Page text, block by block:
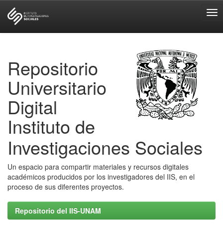
Repositorio
Universitario
Digital
Instituto de
Investigaciones Sociales
Un espacio para compartir materiales y recursos digitales
académicos producidos por los investigadores del IIS, en el
proceso de sus diferentes proyectos.
Repositorio del IIS-UNAM